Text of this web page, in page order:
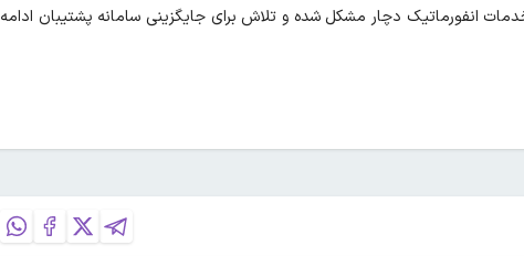
انفورماتیک دچار مشکل شده و تلاش برای جایگزینی سامانه پشتیبان ادامه